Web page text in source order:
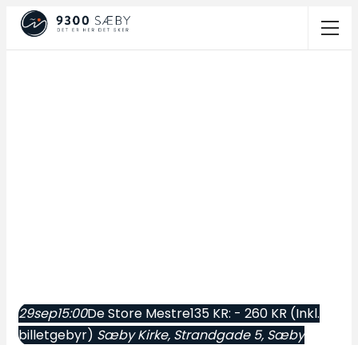
29sep15:00De Store Mestre135 KR: - 260 KR (Inkl.
billetgebyr) Sæby Kirke, Strandgade 5, Sæby